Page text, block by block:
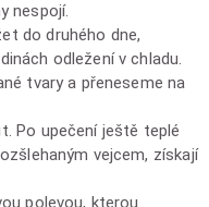
nespojí.
do druhého dne,
odležení v chladu.
tvary a přeneseme na
Po upečení ještě teplé
vejcem, získají
polevou, kterou